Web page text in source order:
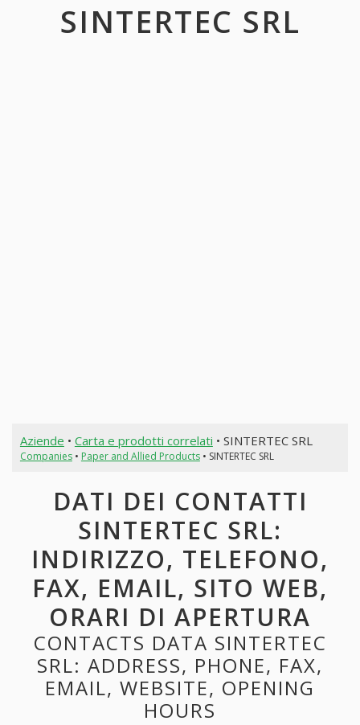
SINTERTEC SRL
Aziende • Carta e prodotti correlati • SINTERTEC SRL
Companies• Paper and Allied Products• SINTERTEC SRL
DATI DEI CONTATTI
SINTERTEC SRL:
INDIRIZZO, TELEFONO,
FAX, EMAIL, SITO WEB,
ORARI DI APERTURA
CONTACTS DATA SINTERTEC
SRL: ADDRESS, PHONE, FAX,
EMAIL, WEBSITE, OPENING
HOURS